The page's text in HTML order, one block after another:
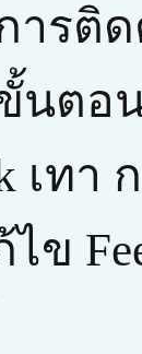
ารติ
นตอน
เท
ไข